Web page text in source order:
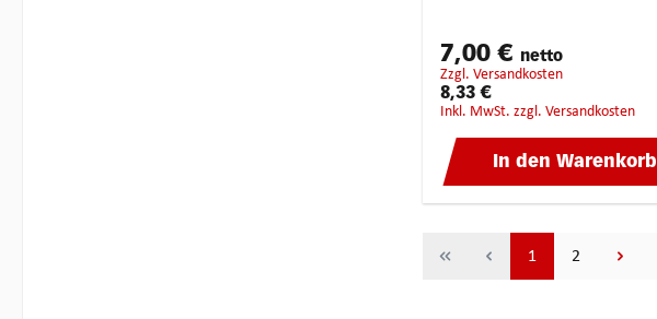
7,00 € netto
zzgl. Versandkosten
8,33 €
inkl. MwSt. zzgl. Versandkosten
In den Warenkorb
Seite
1 Seite
2